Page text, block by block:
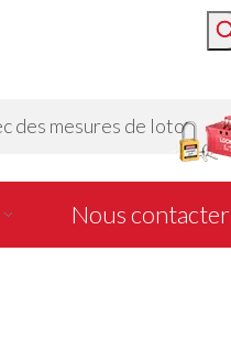
des mesures de loto
Nous contacter